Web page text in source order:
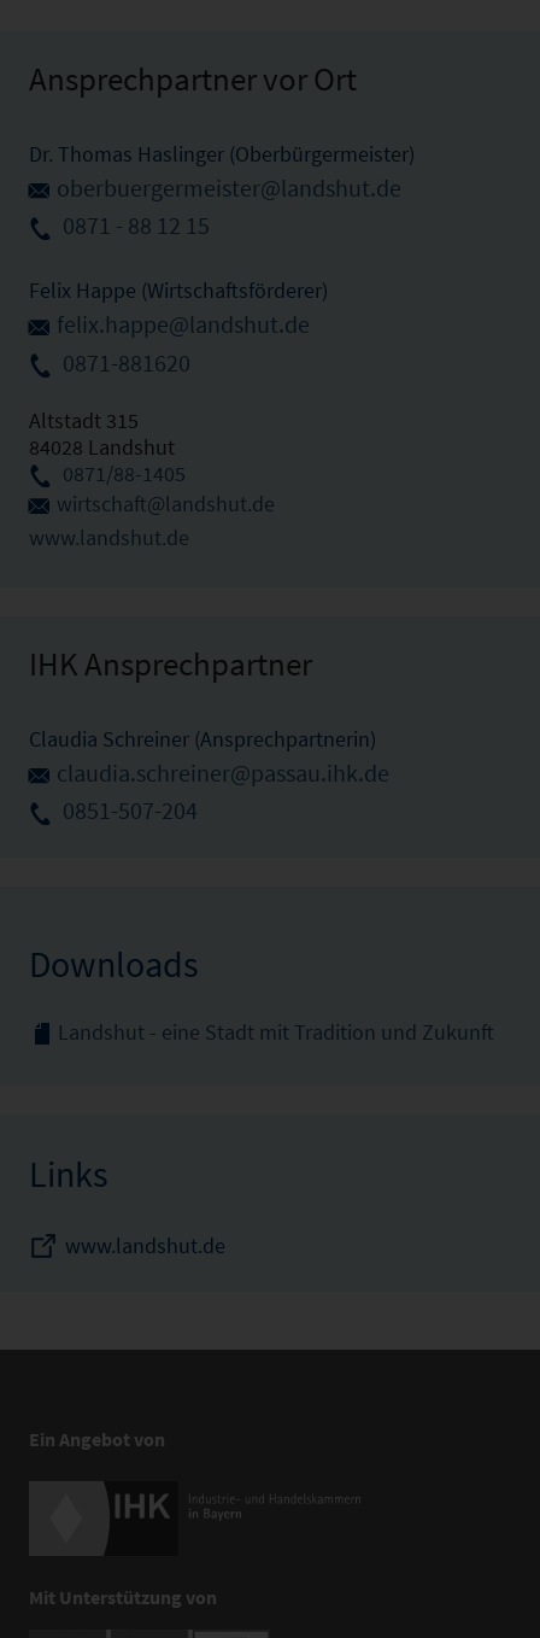
Ansprechpartner vor Ort
Dr. Thomas Haslinger (Oberbürgermeister)
oberbuergermeister@landshut.de
0871 - 88 12 15
Felix Happe (Wirtschaftsförderer)
felix.happe@landshut.de
0871-881620
Altstadt 315
84028 Landshut
0871/88-1405
wirtschaft@landshut.de
www.landshut.de
IHK Ansprechpartner
Claudia Schreiner (Ansprechpartnerin)
claudia.schreiner@passau.ihk.de
0851-507-204
Downloads
Landshut - eine Stadt mit Tradition und Zukunft
Links
www.landshut.de
Ein Angebot von
Mit Unterstützung von